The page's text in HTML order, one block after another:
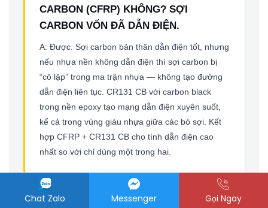
CARBON (CFRP) KHÔNG? SỢI
CARBON VỐN ĐÃ DẪN ĐIỆN.
A: Được. Sợi carbon bản thân dẫn điện tốt, nhưng
nếu nhựa nền không dẫn điện thì sợi carbon bị
“cô lập” trong ma trận nhựa — không tạo đường
dẫn điện liên tục. CR131 CB với carbon black
trong nền epoxy tạo mạng dẫn điện xuyên suốt,
kể cả trong vùng giàu nhựa giữa các bó sợi. Kết
hợp CFRP + CR131 CB cho tính dẫn điện cao
nhất so với chỉ dùng một trong hai.
Q: CẦN LÒ SẤY ĐẠT 150°C. NẾU
Chat Zalo Messenger Gọi Ngay